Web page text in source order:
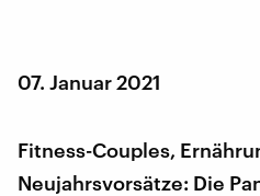
07. Januar 2021
Fitness-Couples,
Neujahrsvorsätze: Die